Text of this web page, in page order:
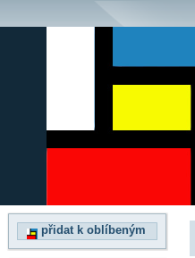
přidat k oblíbeným